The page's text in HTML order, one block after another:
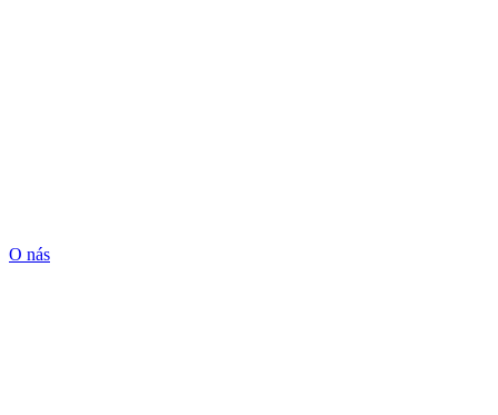
O nás